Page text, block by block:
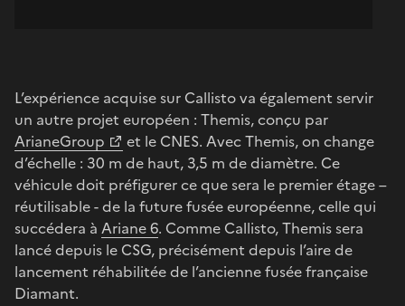
L’expérience acquise sur Callisto va également servir
un autre projet européen : Themis, conçu par
ArianeGroup
et le CNES. Avec Themis, on change
d’échelle : 30 m de haut, 3,5 m de diamètre. Ce
véhicule doit préfigurer ce que sera le premier étage –
réutilisable - de la future fusée européenne, celle qui
succédera à Ariane 6. Comme Callisto, Themis sera
lancé depuis le CSG, précisément depuis l’aire de
lancement réhabilitée de l’ancienne fusée française
Diamant.